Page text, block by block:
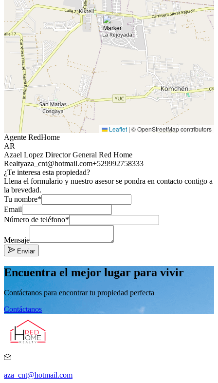
Leaflet | © OpenStreetMap contributors
Agente RedHome
AR
Azael Lopez Director General Red Home
Realtyaza_cnt@hotmail.com+529992758333
¿Te interesa esta propiedad?
Llena el formulario y nuestro asesor se pondra en contacto contigo a
la brevedad.
Tu nombre*
Email
Número de teléfono*
Mensaje
Enviar
Encuentra el mejor lugar para vivir
Contáctanos para encontrar tu propiedad perfecta
Contáctanos
aza_cnt@hotmail.com